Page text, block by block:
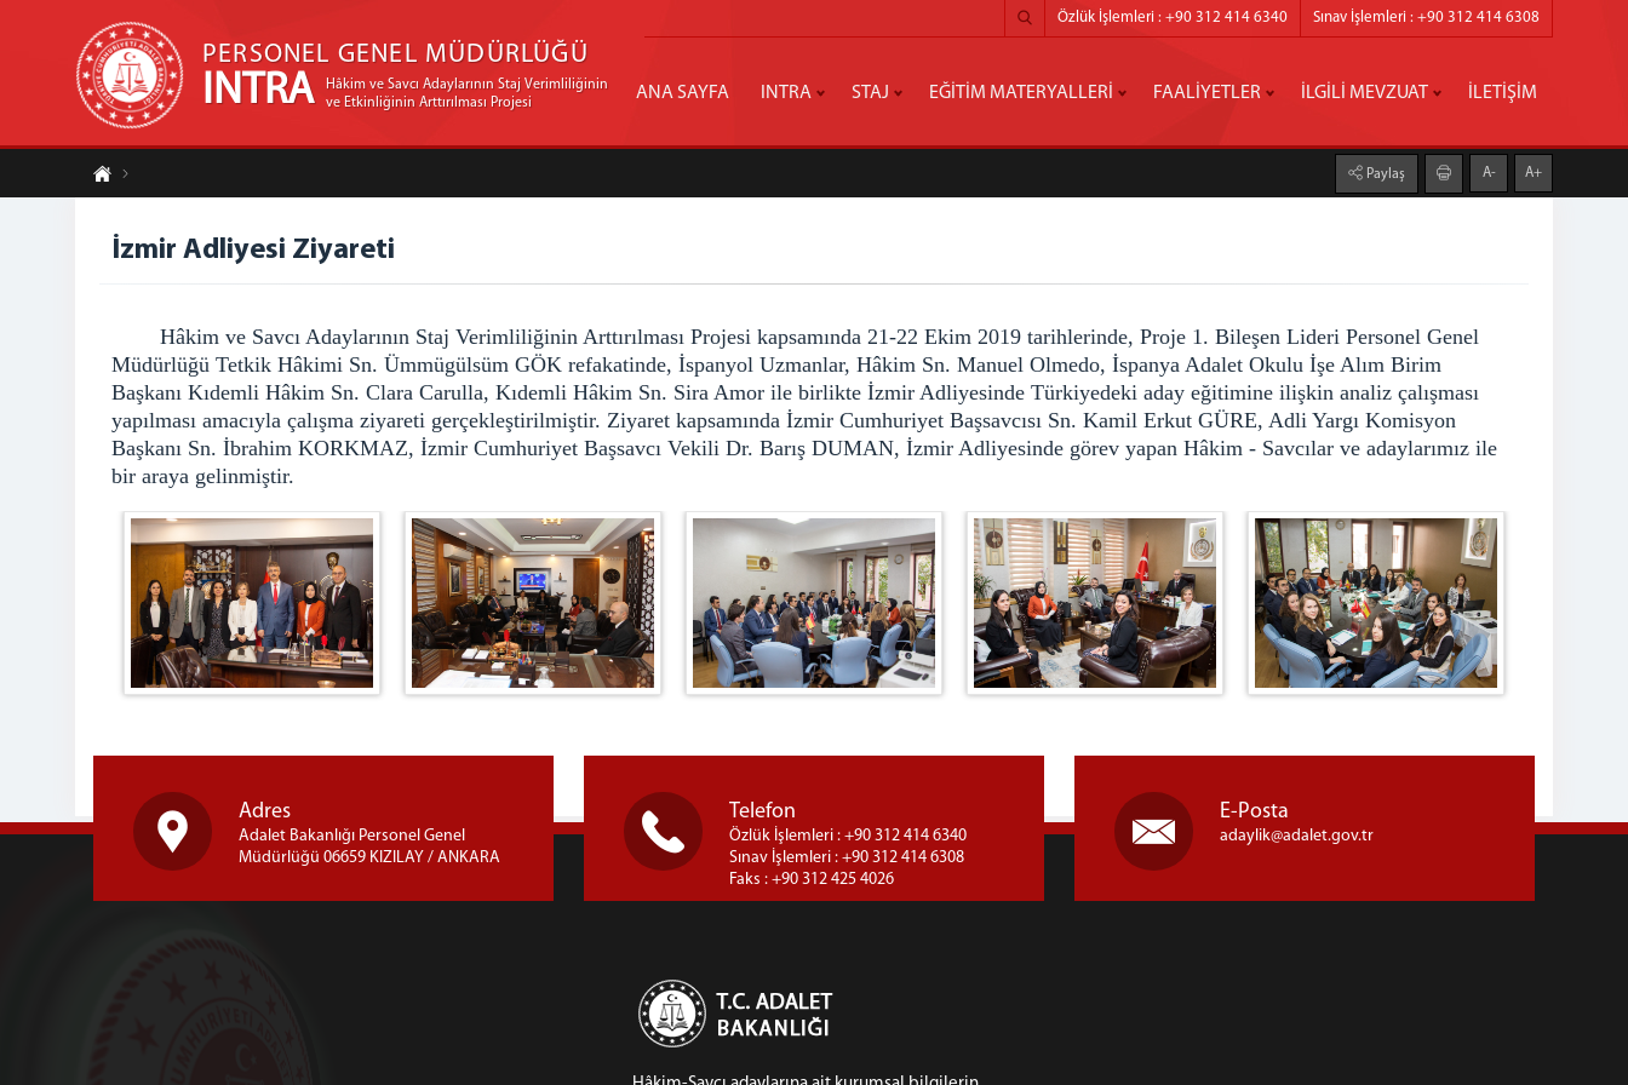
PERSONEL GENEL MÜDÜRLÜĞÜ
INTRA
Hâkim ve Savcı Adaylarının Staj Verimliliğinin
ve Etkinliğinin Arttırılması Projesi
Özlük İşlemleri : +90 312 414 6340 Sınav İşlemleri : +90 312 414 6308
ANA SAYFA INTRA STAJ EĞİTİM MATERYALLERİ FAALİYETLER İLGİLİ MEVZUAT İLETİŞİM
Paylaş A- A+
İzmir Adliyesi Ziyareti
Hâkim ve Savcı Adaylarının Staj Verimliliğinin Arttırılması Projesi kapsamında 21-22 Ekim 2019 tarihlerinde, Proje 1. Bileşen Lideri Personel Genel
Müdürlüğü Tetkik Hâkimi Sn. Ümmügülsüm GÖK refakatinde, İspanyol Uzmanlar, Hâkim Sn. Manuel Olmedo, İspanya Adalet Okulu İşe Alım Birim
Başkanı Kıdemli Hâkim Sn. Clara Carulla, Kıdemli Hâkim Sn. Sira Amor ile birlikte İzmir Adliyesinde Türkiyedeki aday eğitimine ilişkin analiz çalışması
yapılması amacıyla çalışma ziyareti gerçekleştirilmiştir. Ziyaret kapsamında İzmir Cumhuriyet Başsavcısı Sn. Kamil Erkut GÜRE, Adli Yargı Komisyon
Başkanı Sn. İbrahim KORKMAZ, İzmir Cumhuriyet Başsavcı Vekili Dr. Barış DUMAN, İzmir Adliyesinde görev yapan Hâkim - Savcılar ve adaylarımız ile
bir araya gelinmiştir.
Adres
Adalet Bakanlığı Personel Genel
Müdürlüğü 06659 KIZILAY / ANKARA
Telefon
Özlük İşlemleri : +90 312 414 6340
Sınav İşlemleri : +90 312 414 6308
Faks : +90 312 425 4026
E-Posta
adaylik@adalet.gov.tr